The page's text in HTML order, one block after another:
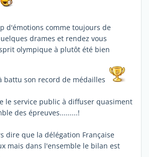
d'émotions comme toujours de
drames et rendez vous
olympique à plutôt été bien
battu son record de médailles
le service public à diffuser quasiment
des épreuves.........!
dire que la délégation Française
mais dans l'ensemble le bilan est